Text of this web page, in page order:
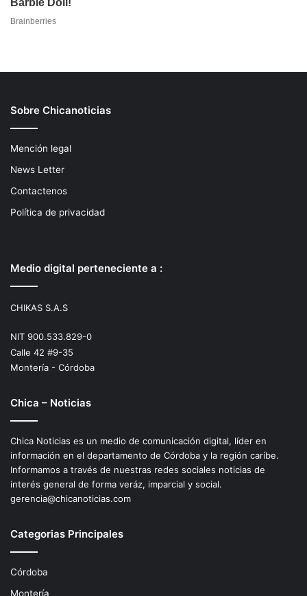
Sobre Chicanoticias
Mención legal
News Letter
Contactenos
Política de privacidad
Medio digital perteneciente a :
CHIKAS S.A.S
NIT 900.533.829-0
Calle 42 #9-35
Montería - Córdoba
Chica – Noticias
Chica Noticias es un medio de comunicación digital, líder en
información en el departamento de Córdoba y la región caríbe.
Informamos a través de nuestras redes sociales noticias de
interés general de forma veráz, imparcial y social.
gerencia@chicanoticias.com
Categorias Principales
Córdoba
Montería